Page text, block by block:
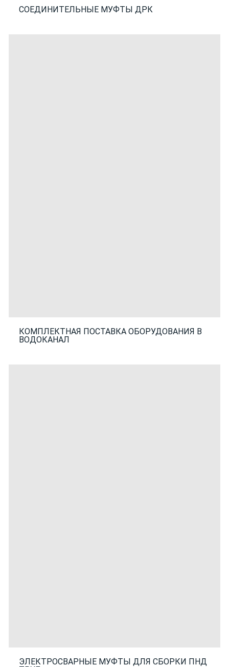
СОЕДИНИТЕЛЬНЫЕ МУФТЫ ДРК
КОМПЛЕКТНАЯ ПОСТАВКА ОБОРУДОВАНИЯ В
ВОДОКАНАЛ
ЭЛЕКТРОСВАРНЫЕ МУФТЫ ДЛЯ СБОРКИ ПНД